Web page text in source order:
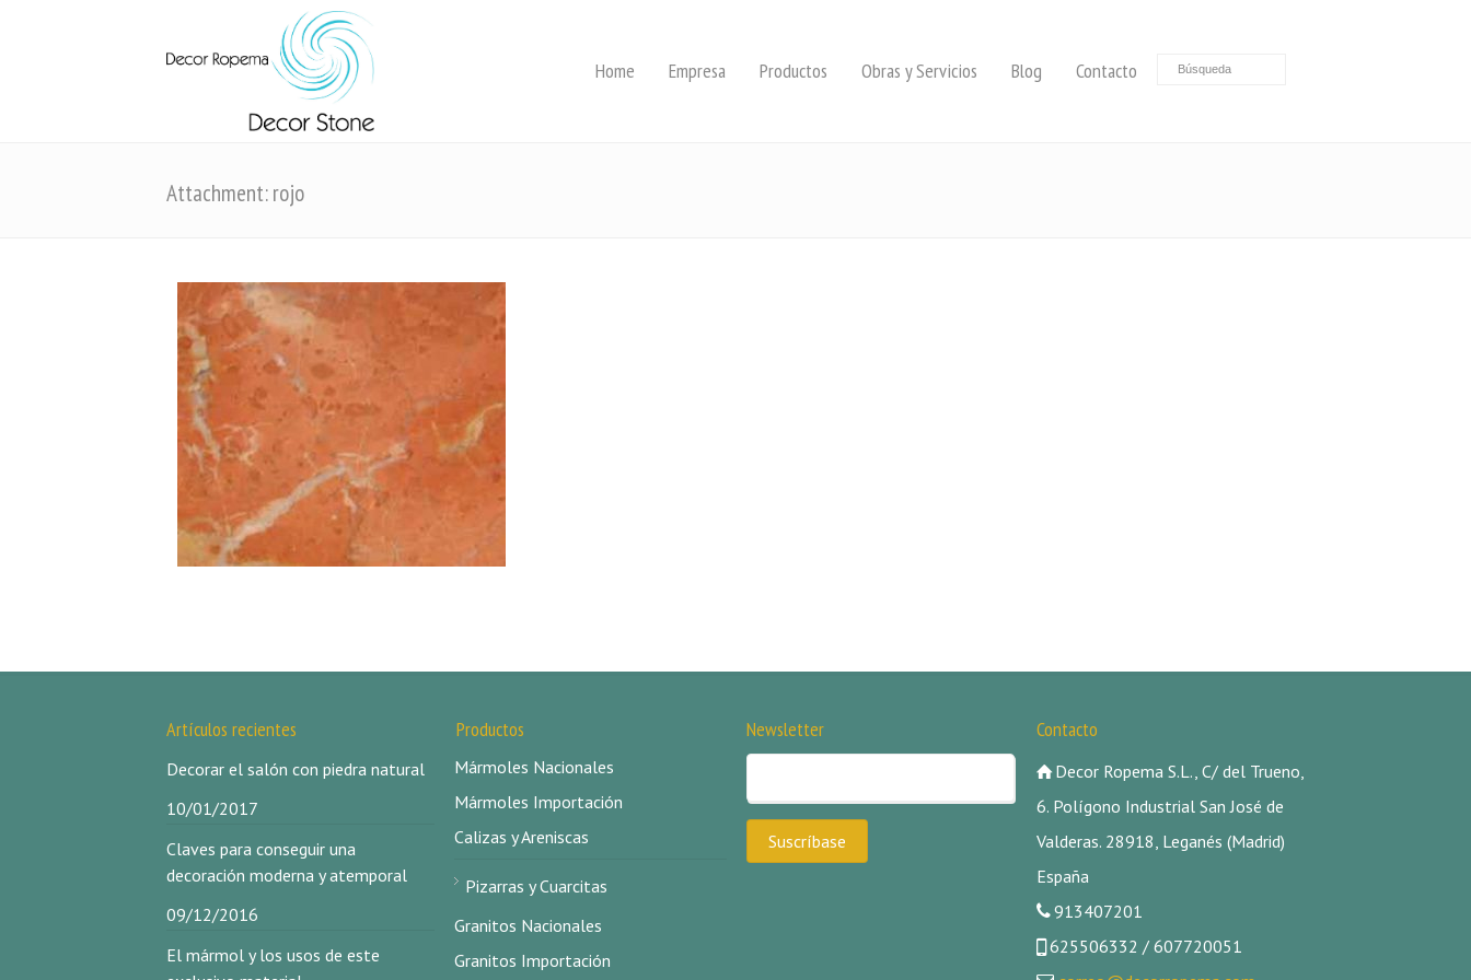
Home Empresa Productos Obras y Servicios Blog Contacto
Attachment: rojo
Artículos recientes
Decorar el salón con piedra natural
10/01/2017
Claves para conseguir una
decoración moderna y atemporal
09/12/2016
El mármol y los usos de este
Productos
Mármoles Nacionales
Mármoles Importación
Calizas y Areniscas
Pizarras y Cuarcitas
Granitos Nacionales
Granitos Importación
Newsletter Contacto
Decor Ropema S.L., C/ del Trueno,
6. Polígono Industrial San José de
Valderas. 28918, Leganés (Madrid)
España
913407201
625506332 / 607720051